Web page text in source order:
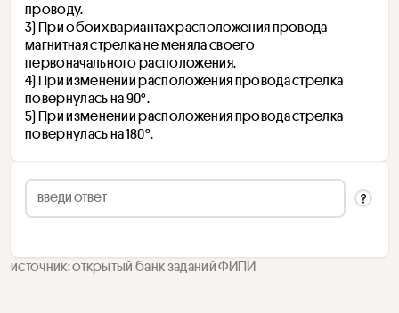
проводу.
3) При обоих вариантах расположения провода
магнитная стрелка не меняла своего
первоначального расположения.
4) При изменении расположения провода стрелка
повернулась на 90°.
5) При изменении расположения провода стрелка
повернулась на 180°.
источник: открытый банк заданий ФИПИ